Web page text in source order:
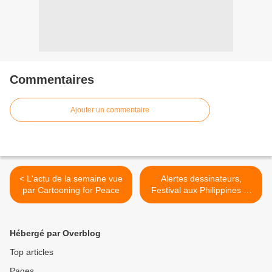
Commentaires
Ajouter un commentaire
< L'actu de la semaine vue
par Cartooning for Peace
Alertes dessinateurs,
Festival aux Philippines et
en France, Rentrée
Hébergé par Overblog
Top articles